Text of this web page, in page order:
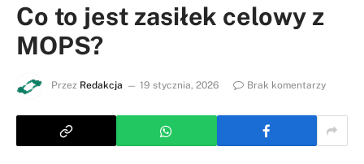
Co to jest zasiłek celowy z
MOPS?
Przez Redakcja 19 stycznia, 2026 Brak komentarzy